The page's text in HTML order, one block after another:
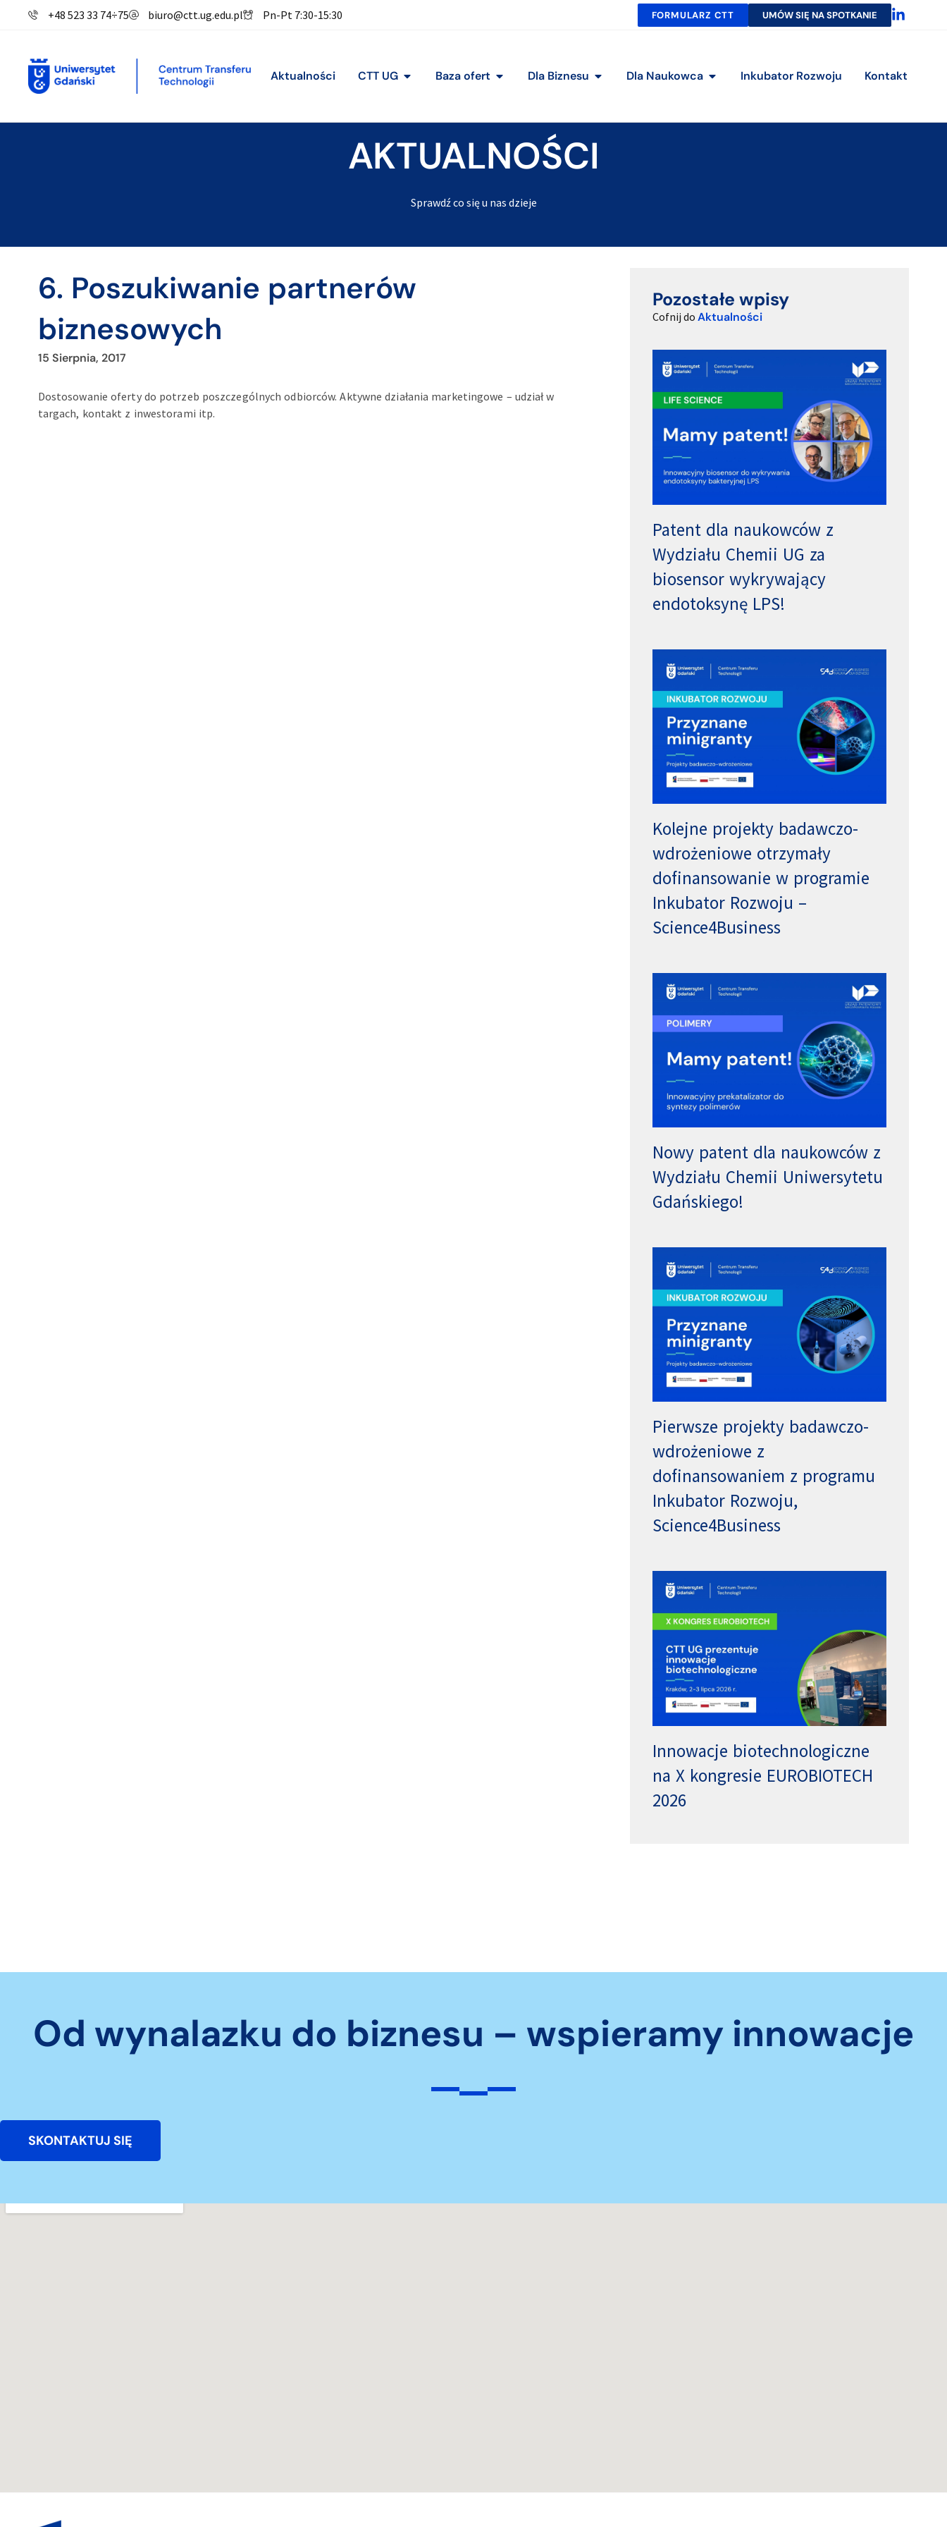
+48 523 33 74÷75 biuro@ctt.ug.edu.pl Pn-Pt 7:30-15:30 FORMULARZ CTT UMÓW SIĘ NA SPOTKANIE
Aktualności CTT UG Baza ofert Dla Biznesu Dla Naukowca Inkubator Rozwoju Kontakt
AKTUALNOŚCI
Sprawdź co się u nas dzieje
6. Poszukiwanie partnerów
biznesowych
15 Sierpnia, 2017
Dostosowanie oferty do potrzeb poszczególnych odbiorców. Aktywne działania marketingowe – udział w
targach, kontakt z inwestorami itp.
Pozostałe wpisy
Cofnij doAktualności
Patent dla naukowców z
Wydziału Chemii UG za
biosensor wykrywający
endotoksynę LPS!
Kolejne projekty badawczo-
wdrożeniowe otrzymały
dofinansowanie w programie
Inkubator Rozwoju –
Science4Business
Nowy patent dla naukowców z
Wydziału Chemii Uniwersytetu
Gdańskiego!
Pierwsze projekty badawczo-
wdrożeniowe z
dofinansowaniem z programu
Inkubator Rozwoju,
Science4Business
Innowacje biotechnologiczne
na X kongresie EUROBIOTECH
2026
Od wynalazku do biznesu – wspieramy innowacje
SKONTAKTUJ SIĘ